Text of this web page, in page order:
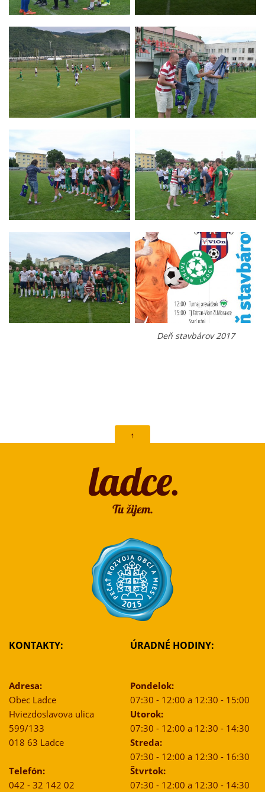
Deň stavbárov 2017
↑
KONTAKTY:
Adresa:
Obec Ladce
Hviezdoslavova ulica
599/133
018 63 Ladce
Telefón:
042 - 32 142 02
ÚRADNÉ HODINY:
Pondelok:
07:30 - 12:00 a 12:30 - 15:00
Utorok:
07:30 - 12:00 a 12:30 - 14:30
Streda:
07:30 - 12:00 a 12:30 - 16:30
Štvrtok:
07:30 - 12:00 a 12:30 - 14:30